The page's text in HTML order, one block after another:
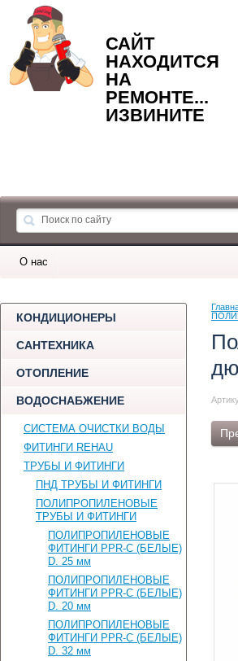
САЙТ
НАХОДИТСЯ
НА
РЕМОНТЕ...
ИЗВИНИТЕ
О нас
КОНДИЦИОНЕРЫ
САНТЕХНИКА
ОТОПЛЕНИЕ
ВОДОСНАБЖЕНИЕ
СИСТЕМА ОЧИСТКИ ВОДЫ
ФИТИНГИ REHAU
ТРУБЫ И ФИТИНГИ
ПНД ТРУБЫ И ФИТИНГИ
ПОЛИПРОПИЛЕНОВЫЕ
ТРУБЫ И ФИТИНГИ
ПОЛИПРОПИЛЕНОВЫЕ
ФИТИНГИ PPR-C (БЕЛЫЕ)
D. 25 мм
ПОЛИПРОПИЛЕНОВЫЕ
ФИТИНГИ PPR-C (БЕЛЫЕ)
D. 20 мм
ПОЛИПРОПИЛЕНОВЫЕ
ФИТИНГИ PPR-C (БЕЛЫЕ)
D. 32 мм